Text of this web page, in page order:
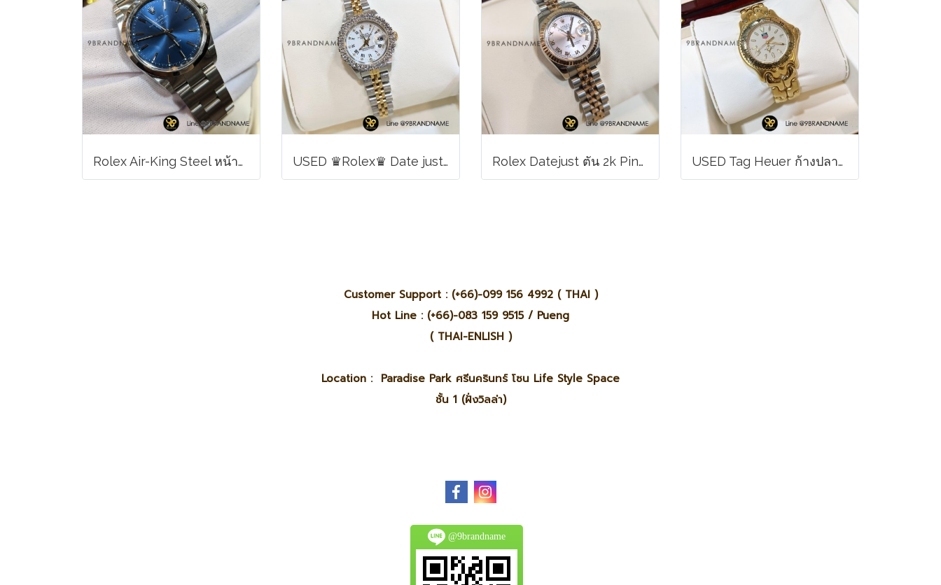
Rolex Air-King Steel หน้าน้ำเงิน หลักขีดสภาพดี USED ♛Rolex♛ Date just​ 2k​ หน้าขาว​ หลัก​เพชร​/โรมัน ขอบเพชรหนามเตย​ บานพับเก่า​ สายจูบิลี่ Rolex Datejust ตัน 2k Pink หลักโรมันสายจูบิลี่ Lady ไม่มี อปก U​S​E​D​ T​ag Heuer ก้างปลา18K ขอบทอง หน้า ครีม
Customer Support : (+66)-099 156 4992 ( THAI )
Hot Line : (+66)-083 159 9515 / Pueng
( THAI-ENLISH )
Location : Paradise Park ศรีนครินทร์ โซน Life Style Space
ชั้น 1 (ฝั่งวิลล่า)
@9brandname